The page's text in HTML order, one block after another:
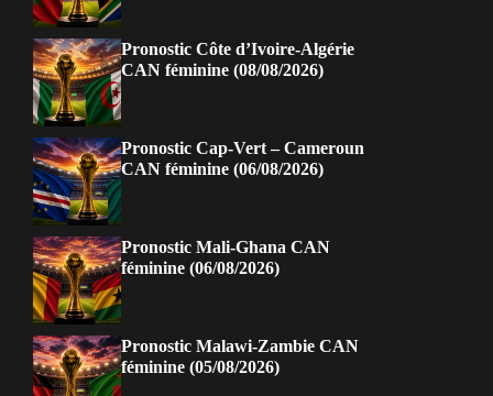
Pronostic Côte d’Ivoire-Algérie
CAN féminine (08/08/2026)
Pronostic Cap-Vert – Cameroun
CAN féminine (06/08/2026)
Pronostic Mali-Ghana CAN
féminine (06/08/2026)
Pronostic Malawi-Zambie CAN
féminine (05/08/2026)